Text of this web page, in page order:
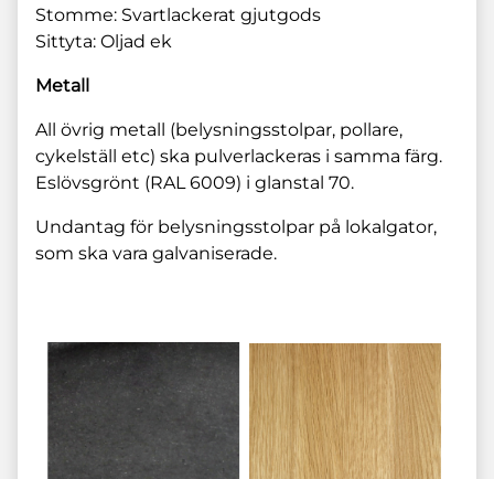
Stomme: Svartlackerat gjutgods
Sittyta: Oljad ek
Metall
All övrig metall (belysningsstolpar, pollare,
cykelställ etc) ska pulverlackeras i samma färg.
Eslövsgrönt (RAL 6009) i glanstal 70.
Undantag för belysningsstolpar på lokalgator,
som ska vara galvaniserade.